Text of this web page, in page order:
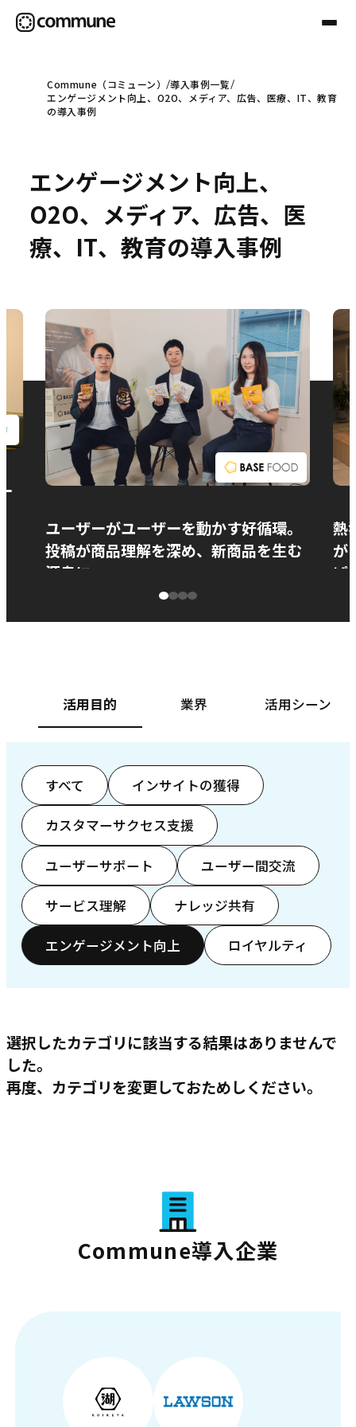
Communeについて
事例
お役立ち情報
お問い合わせ
Commune（コミューン）
導入事例一覧
エンゲージメント向上、O2O、メディア、広告、医療、IT、教育
の導入事例
エンゲージメント向上、
O2O、メディア、広告、医
療、IT、教育の導入事例
ユーザーがユーザーを動かす好循環。
投稿が商品理解を深め、新商品を生む
源泉に
熱
が
ぱ
活用目的 業界 活用シーン
すべて インサイトの獲得
カスタマーサクセス支援
ユーザーサポート ユーザー間交流
サービス理解 ナレッジ共有
エンゲージメント向上 ロイヤルティ
選択したカテゴリに該当する結果はありませんで
した。
再度、カテゴリを変更しておためしください。
Commune導入企業